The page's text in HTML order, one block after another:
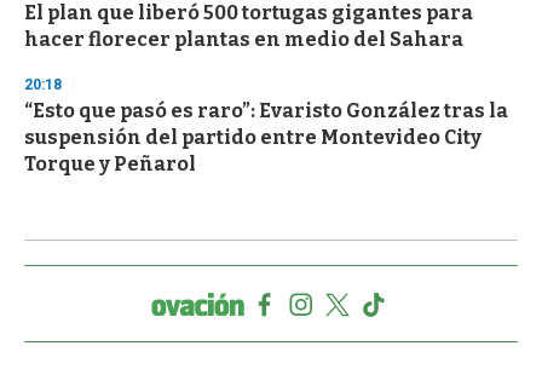
El plan que liberó 500 tortugas gigantes para
hacer florecer plantas en medio del Sahara
20:18
“Esto que pasó es raro”: Evaristo González tras la
suspensión del partido entre Montevideo City
Torque y Peñarol